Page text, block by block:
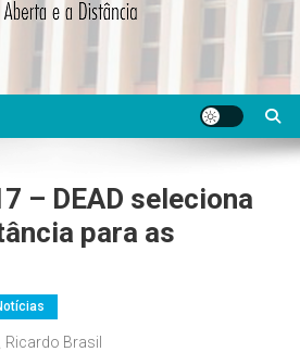
– DEAD seleciona
para as
Ricardo Brasil